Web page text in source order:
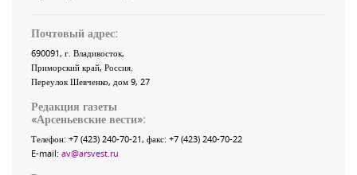
Почтовый адрес:
690091, г. Владивосток,
Приморский край, Россия
Переулок Шевченко, дом 9, 27
Редакция газеты
«Арсеньевские вести»:
Телефон: +7 (423) 240-70-21, факс: +7 (423) 240-70-22
E-mail: av@arsvest.ru